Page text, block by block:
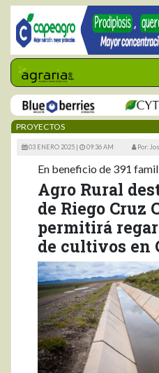
PROYECTOS
03 ENERO 2025 | 09:36 AM Por:
En beneficio de 391
Agro Rural
de Riego Cruz
permitirá
de cultivos en